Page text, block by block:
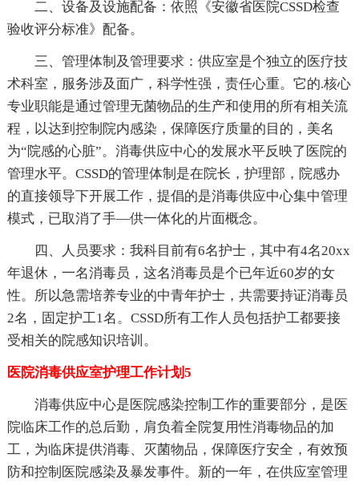
二、设备及设施配备：依照《安徽省医院CSSD检查
验收评分标准》配备。
三、管理体制及管理要求：供应室是个独立的医疗技
术科室，服务涉及面广，科学性强，责任心重。它的.核心
专业职能是通过管理无菌物品的生产和使用的所有相关流
程，以达到控制院内感染，保障医疗质量的目的，美名
为“院感的心脏”。消毒供应中心的发展水平反映了医院的
管理水平。CSSD的管理体制是在院长，护理部，院感办
的直接领导下开展工作，提倡的是消毒供应中心集中管理
模式，已取消了手—供一体化的片面概念。
四、人员要求：我科目前有6名护士，其中有4名20xx
年退休，一名消毒员，这名消毒员是个已年近60岁的女
性。所以急需培养专业的中青年护士，共需要持证消毒员
2名，固定护工1名。CSSD所有工作人员包括护工都要接
受相关的院感知识培训。
医院消毒供应室护理工作计划5
消毒供应中心是医院感染控制工作的重要部分，是医
院临床工作的总后勤，肩负着全院复用性消毒物品的加
工，为临床提供消毒、灭菌物品，保障医疗安全，有效预
防和控制医院感染及暴发事件。新的一年，在供应室管理